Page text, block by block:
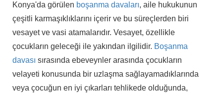
Konya'da görülen boşanma davaları, aile hukukunun
çeşitli karmaşıklıklarını içerir ve bu süreçlerden biri
vesayet ve vasi atamalarıdır. Vesayet, özellikle
çocukların geleceği ile yakından ilgilidir. Boşanma
davası sırasında ebeveynler arasında çocukların
velayeti konusunda bir uzlaşma sağlayamadıklarında
veya çocuğun en iyi çıkarları tehlikede olduğunda,